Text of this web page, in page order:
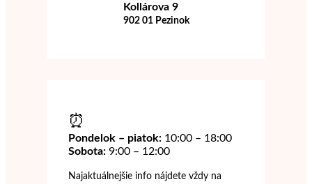
Kollárova 9
902 01 Pezinok
⏰
Pondelok – piatok: 10:00 – 18:00
Sobota: 9:00 – 12:00
Najaktuálnejšie info nájdete vždy na